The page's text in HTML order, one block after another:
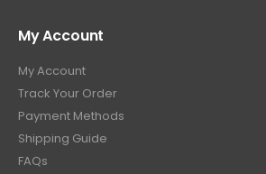
My Account
My Account
Track Your Order
Payment Methods
Shipping Guide
FAQs